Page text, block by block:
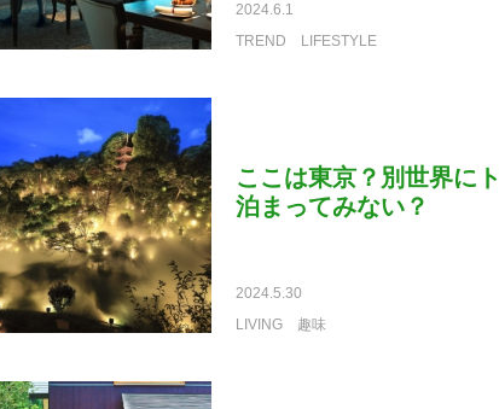
2024.6.1
TREND
LIFESTYLE
ここは東京？別世界に
泊まってみない？
2024.5.30
LIVING
趣味